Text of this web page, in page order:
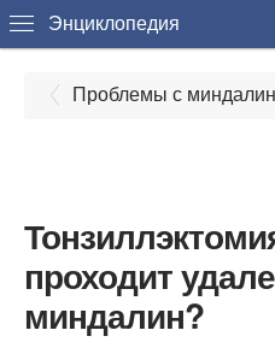
Энциклопедия
Проблемы с
проходит
миндалин?